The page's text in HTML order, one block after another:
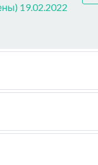
19.02.2022